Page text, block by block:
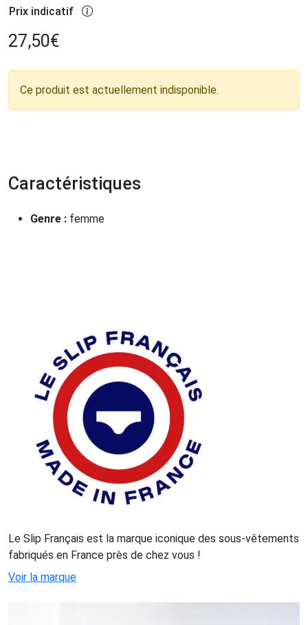
Prix indicatif
27,50€
Ce produit est actuellement indisponible.
Caractéristiques
Genre : femme
Le Slip Français est la marque iconique des sous-vêtements
fabriqués en France près de chez vous !
Voir la marque